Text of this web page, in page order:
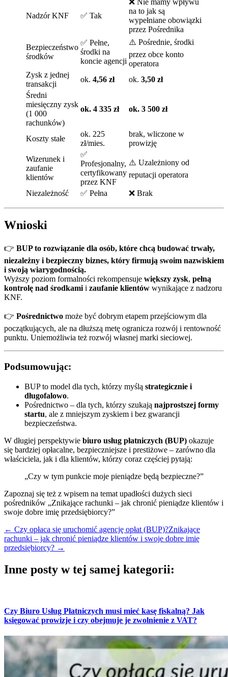
Nadzór KNF ✅ Tak
na to jak są
wypełniane obowiązki
przez Pośrednika
Bezpieczeństwo
środków
✅ Pełne,
środki na
koncie agencji
⚠️ Pośrednie, środki
przez obce konto
operatora
Zysk z jednej
transakcji
ok. 4,56 zł ok. 3,50 zł
Średni
miesięczny zysk
(1 000
rachunków)
ok. 4 335 zł ok. 3 500 zł
Koszty stałe
ok. 225
zł/mies.
brak, wliczone w
prowizję
Wizerunek i
zaufanie
klientów
✅
Profesjonalny,
certyfikowany
przez KNF
⚠️ Uzależniony od
reputacji operatora
Niezależność ✅ Pełna ❌ Brak
Wnioski
👉 BUP to rozwiązanie dla osób, które chcą budować trwały,
niezależny i bezpieczny biznes, który firmują swoim nazwiskiem
i swoją wiarygodnością.
Wyższy poziom formalności rekompensuje większy zysk, pełną
kontrolę nad środkami i zaufanie klientów wynikające z nadzoru
KNF.
👉 Pośrednictwo może być dobrym etapem przejściowym dla
początkujących, ale na dłuższą metę ogranicza rozwój i rentowność
punktu. Uniemożliwia też rozwój własnej marki sieciowej.
Podsumowując:
BUP to model dla tych, którzy myślą strategicznie i
długofalowo.
Pośrednictwo – dla tych, którzy szukają najprostszej formy
startu, ale z mniejszym zyskiem i bez gwarancji
bezpieczeństwa.
W długiej perspektywie biuro usług płatniczych (BUP) okazuje
się bardziej opłacalne, bezpieczniejsze i prestiżowe – zarówno dla
właściciela, jak i dla klientów, którzy coraz częściej pytają:
„Czy w tym punkcie moje pieniądze będą bezpieczne?”
Zapoznaj się też z wpisem na temat upadłości dużych sieci
pośredników „Znikające rachunki – jak chronić pieniądze klientów i
swoje dobre imię przedsiębiorcy?”
← Czy opłaca się uruchomić agencję opłat (BUP)?Znikające
rachunki – jak chronić pieniądze klientów i swoje dobre imię
przedsiębiorcy? →
Inne posty w tej samej kategorii:
Czy Biuro Usług Płatniczych musi mieć kasę fiskalną? Jak
księgować prowizje i czy obejmuje je zwolnienie z VAT?